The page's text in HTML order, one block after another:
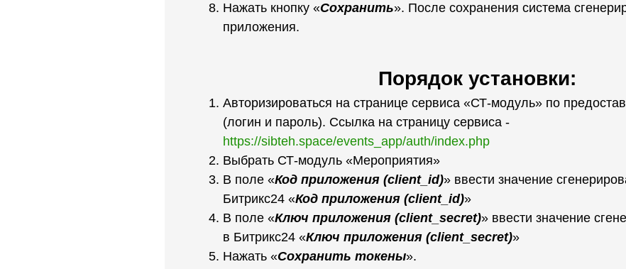
Нажать кнопку «Сохранить». После сохранения система
приложения.
Порядок установки:
Авторизироваться на странице сервиса «СТ-модуль» по
(логин и пароль). Ссылка на страницу сервиса -
https://sibteh.space/events_app/auth/index.php
Выбрать СТ-модуль «Мероприятия»
В поле «Код приложения (client_id)» ввести значение
Битрикс24 «Код приложения (client_id)»
В поле «Ключ приложения (client_secret)» ввести значение
в Битрикс24 «Ключ приложения (client_secret)»
Нажать «Сохранить токены».